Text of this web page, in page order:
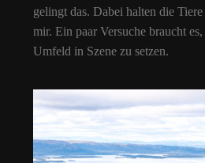
gelingt das. Dabei halten die
mir. Ein paar Versuche braucht
Umfeld in Szene zu setzen.